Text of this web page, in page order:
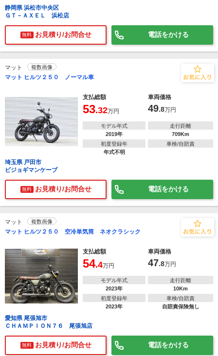
静岡県 浜松市中央区
ＧＴ－ＡＸＥＬ 浜松店
無料 お見積り/お問合せ 電話をかける
マット 複数画像
マット ヒルツ２５０ ノーマル車
支払総額 車両価格
53.32万円 49.8万円
モデル年式
2019年
走行距離
709Km
初度登録年
年式不明
車検/自賠責
埼玉県 戸田市
ビジョギマンケーブ
無料 お見積り/お問合せ 電話をかける
マット 複数画像
マット ヒルツ２５０ 空冷単気筒 ネオクラシック
支払総額 車両価格
54.4万円 47.8万円
モデル年式
2023年
走行距離
10Km
初度登録年
2023年
車検/自賠責
自賠責保険無し
愛知県 尾張旭市
ＣＨＡＭＰＩＯＮ７６ 尾張旭店
無料 お見積り/お問合せ 電話をかける